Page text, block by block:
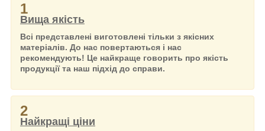
1
Вища якість
Всі представлені виготовлені тільки з якісних
матеріалів. До нас повертаються і нас
рекомендують! Це найкраще говорить про якість
продукції та наш підхід до справи.
2
Найкращі ціни